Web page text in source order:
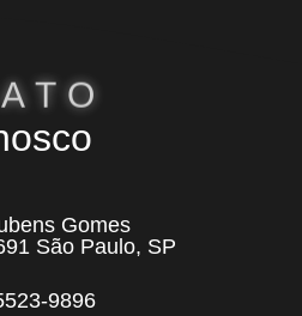
Gomes
São Paulo, SP
9896